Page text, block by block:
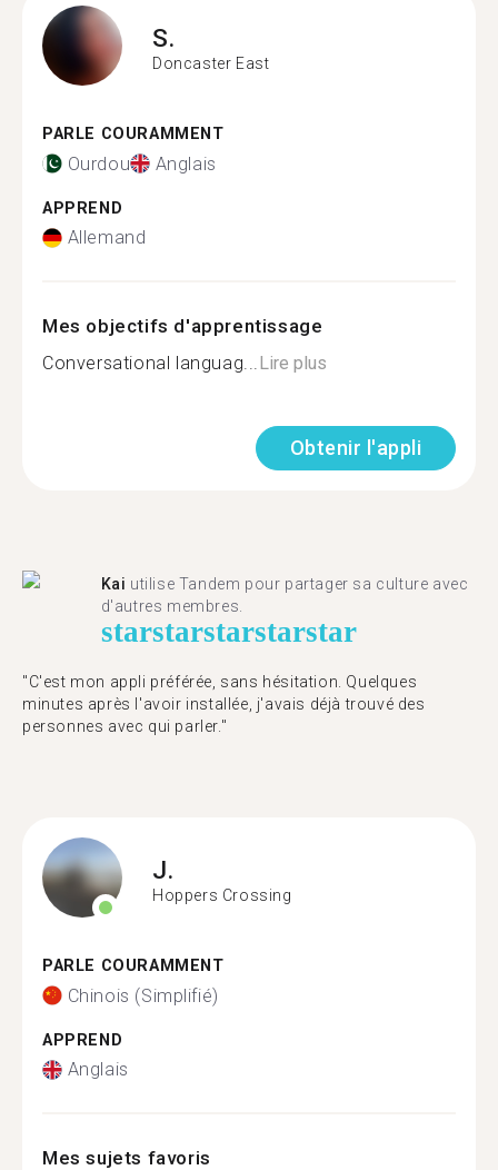
S.
Doncaster East
PARLE COURAMMENT
Ourdou Anglais
APPREND
Allemand
Mes objectifs d'apprentissage
Conversational languag...Lire plus
Obtenir l'appli
Kai utilise Tandem pour partager sa culture avec
d'autres membres.
starstarstarstarstar
"C'est mon appli préférée, sans hésitation. Quelques
minutes après l'avoir installée, j'avais déjà trouvé des
personnes avec qui parler."
J.
Hoppers Crossing
PARLE COURAMMENT
Chinois (Simplifié)
APPREND
Anglais
Mes sujets favoris